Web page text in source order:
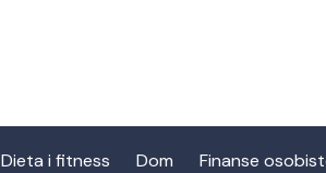
Dieta i fitness Dom Finanse